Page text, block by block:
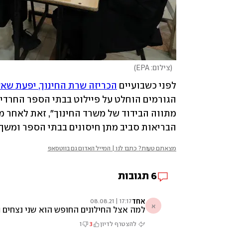
(צילום: EPA )
לפני כשבועיים הכריזה שרת החינוך, יפעת
הבריאות סביב מתן חיסונים בבתי הספר ומשך
מצאתם טעות? כתבו לנו | המייל האדום גם בווטסאפ
6 תגובות
א אחד17:17 | 08.08.21
למה אצל החילונים החופש הוא שני נצחים
להצטרף לדיון 3
1